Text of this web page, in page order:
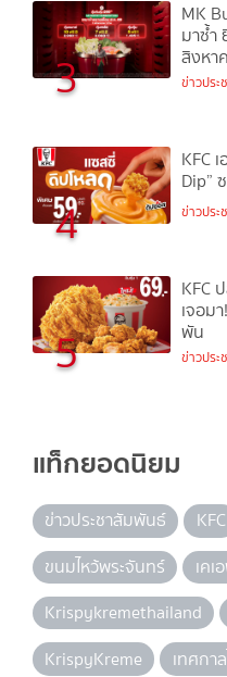
3
MK
มาซ้ำ
สิงหา
ข่าวปร
4
KFC
Dip”
ข่าวปร
5
KFC
เจอม
พัน
ข่าวปร
แท็กยอดนิยม
ข่าวประชาสัมพันธ์ KFC
ขนมไหว้พระจันทร์
เคเ
Krispykremethailand
KrispyKreme
เทศกา